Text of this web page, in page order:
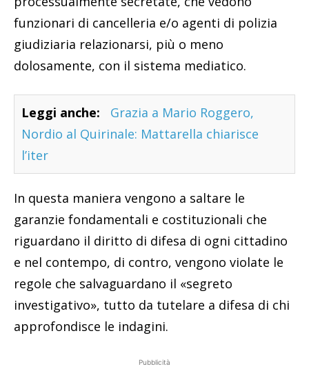
funzionari di cancelleria e/o agenti di polizia
giudiziaria relazionarsi, più o meno
dolosamente, con il sistema mediatico.
Leggi anche:
Grazia a Mario Roggero,
Nordio al Quirinale: Mattarella chiarisce
l’iter
In questa maniera vengono a saltare le
garanzie fondamentali e costituzionali che
riguardano il diritto di difesa di ogni cittadino
e nel contempo, di contro, vengono violate le
regole che salvaguardano il «segreto
investigativo», tutto da tutelare a difesa di chi
approfondisce le indagini.
Pubblicità